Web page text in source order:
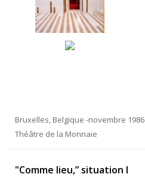
Bruxelles, Belgique -novembre 1986
Théâtre de la Monnaie
"Comme lieu,” situation I